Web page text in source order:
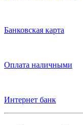
Банковская карта
Оплата наличными
Интернет банк